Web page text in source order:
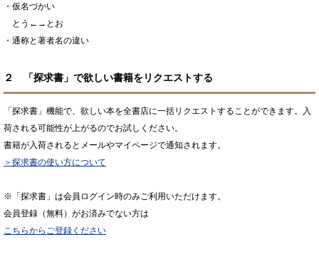
・仮名づかい
とう←→とお
・通称と著者名の違い
２ 「探求書」で欲しい書籍をリクエストする
「探求書」機能で、欲しい本を全書店に一括リクエストすることができます。入
荷される可能性が上がるのでお試しください。
書籍が入荷されるとメールやマイページで通知されます。
＞探求書の使い方について
※「探求書」は会員ログイン時のみご利用いただけます。
会員登録（無料）がお済みでない方は
こちらからご登録ください